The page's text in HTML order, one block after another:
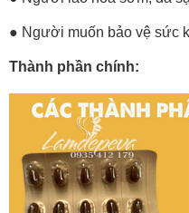
● Người muốn bảo vệ sức
Thành phần chính: